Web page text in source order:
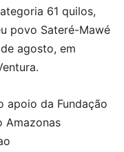
61 quilos,
povo Sateré-Mawé
agosto, em
apoio da Fundação
Amazonas